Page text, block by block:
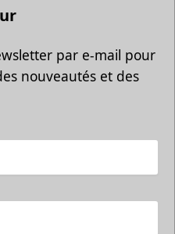
par e-mail pour
nouveautés et des